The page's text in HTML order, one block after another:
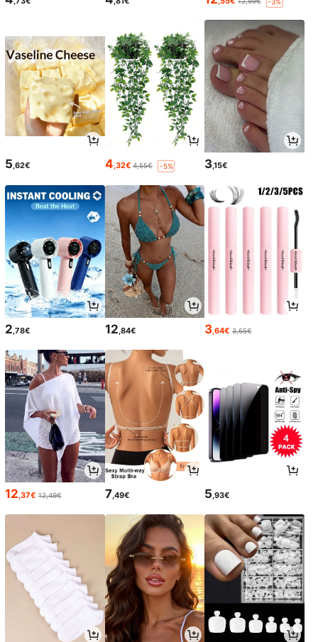
5,62€ 4,32€ 4,55€ -5% 3,15€
2 ,78€ 12 ,84€ 3 ,64€ 3,65€
12,37€ 12,49€ 7,49€ 5,93€